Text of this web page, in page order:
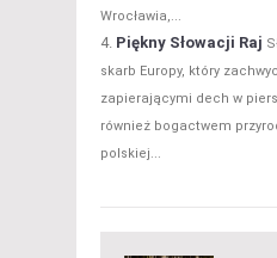
Wrocławia,...
Piękny Słowacji Raj
skarb Europy, który
zapierającymi dech w
również bogactwem
polskiej...